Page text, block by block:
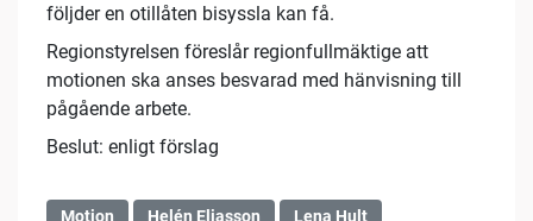
följder en otillåten bisyssla kan få.
Regionstyrelsen föreslår regionfullmäktige att
motionen ska anses besvarad med hänvisning till
pågående arbete.
Beslut: enligt förslag
Motion Helén Eliasson
Lena Hult